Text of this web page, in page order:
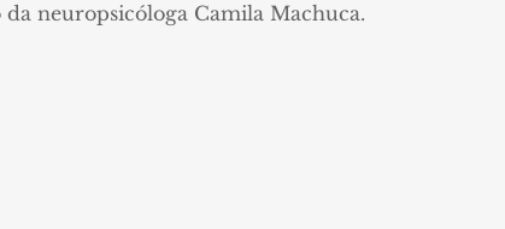
neuropsicóloga Camila Machuca.